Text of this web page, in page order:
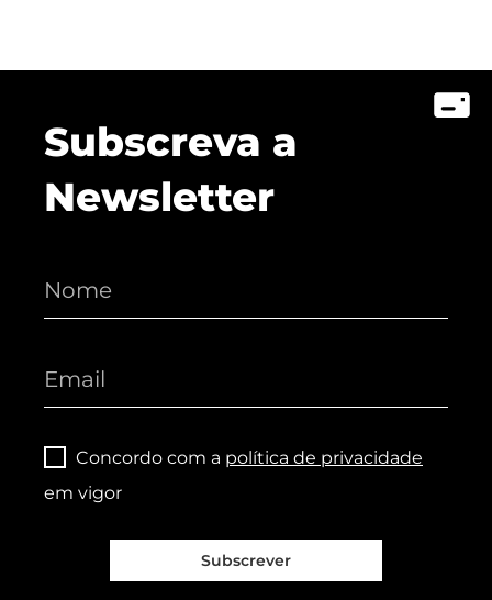
Subscreva a
Newsletter
Concordo com a política de privacidade
em vigor
Subscrever